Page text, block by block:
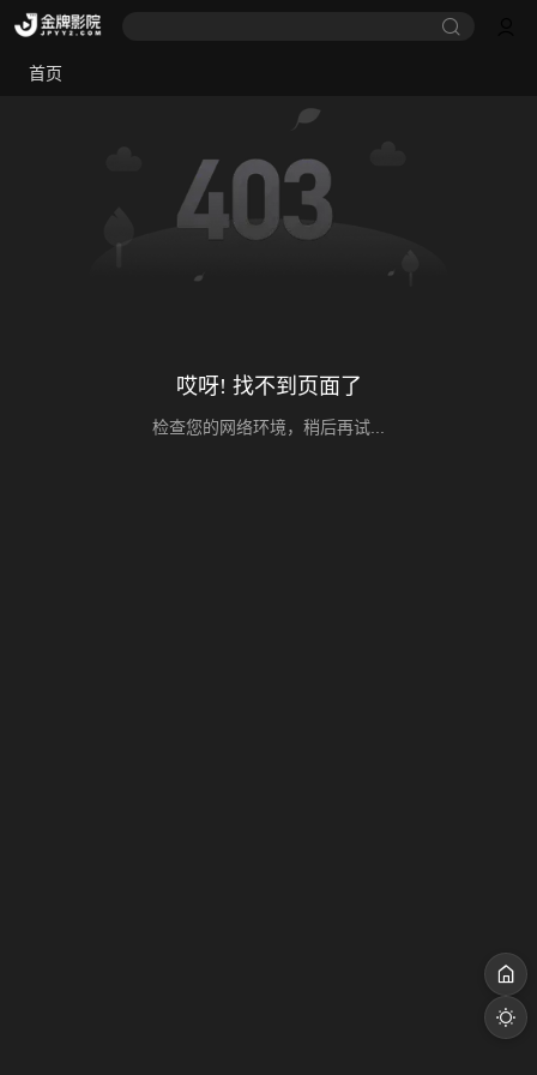
首页
哎呀! 找不到页面了
检查您的网络环境，稍后再试...